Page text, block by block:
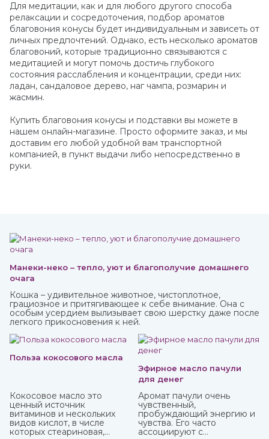
Для медитации, как и для любого другого способа
релаксации и сосредоточения, подбор ароматов
благовония конусы будет индивидуальным и зависеть от
личных предпочтений. Однако, есть несколько ароматов
благовоний, которые традиционно связываются с
медитацией и могут помочь достичь глубокого
состояния расслабления и концентрации, среди них:
ладан, сандаловое дерево, наг чампа, розмарин и
жасмин.
Купить благовония конусы и подставки вы можете в
нашем онлайн-магазине. Просто оформите заказ, и мы
доставим его любой удобной вам транспортной
компанией, в пункт выдачи либо непосредственно в
руки.
Манеки-неко – тепло, уют и благополучие домашнего
очага
Кошка – удивительное животное, чистоплотное,
грациозное и притягивающее к себе внимание. Она с
особым усердием вылизывает свою шерстку даже после
легкого прикосновения к ней.
Польза кокосового масла
Кокосовое масло это
ценный источник
витаминов и нескольких
видов кислот, в числе
которых стеариновая,
Эфирное масло пачули
для денег
Аромат пачули очень
чувственный,
пробуждающий энергию и
чувства. Его часто
ассоциируют с